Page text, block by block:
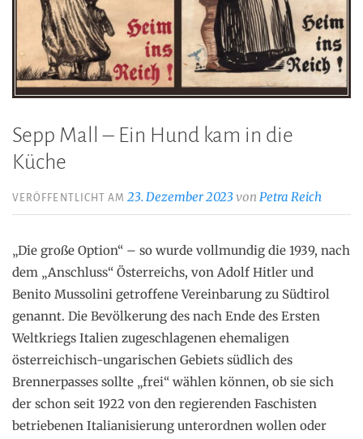
Sepp Mall – Ein Hund kam in die
Küche
VERÖFFENTLICHT AM23. Dezember 2023 vonPetra Reich
„Die große Option“ – so wurde vollmundig die 1939, nach
dem „Anschluss“ Österreichs, von Adolf Hitler und
Benito Mussolini getroffene Vereinbarung zu Südtirol
genannt. Die Bevölkerung des nach Ende des Ersten
Weltkriegs Italien zugeschlagenen ehemaligen
österreichisch-ungarischen Gebiets südlich des
Brennerpasses sollte „frei“ wählen können, ob sie sich
der schon seit 1922 von den regierenden Faschisten
betriebenen Italianisierung unterordnen wollen oder